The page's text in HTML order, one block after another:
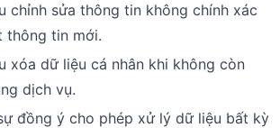
chỉnh sửa thông tin không chính xác
thông tin mới.
xóa dữ liệu cá nhân khi không còn
dịch vụ.
đồng ý cho phép xử lý dữ liệu bất kỳ